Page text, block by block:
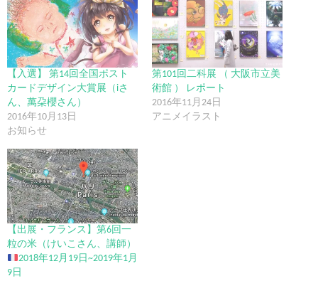
【入選】 第14回全国ポスト
カードデザイン大賞展（iさ
ん、萬朶櫻さん）
2016年10月13日
お知らせ
第101回二科展 （ 大阪市立美
術館 ） レポート
2016年11月24日
アニメイラスト
【出展・フランス】第6回一
粒の米（けいこさん、講師）
2018年12月19日~2019年1月
9日